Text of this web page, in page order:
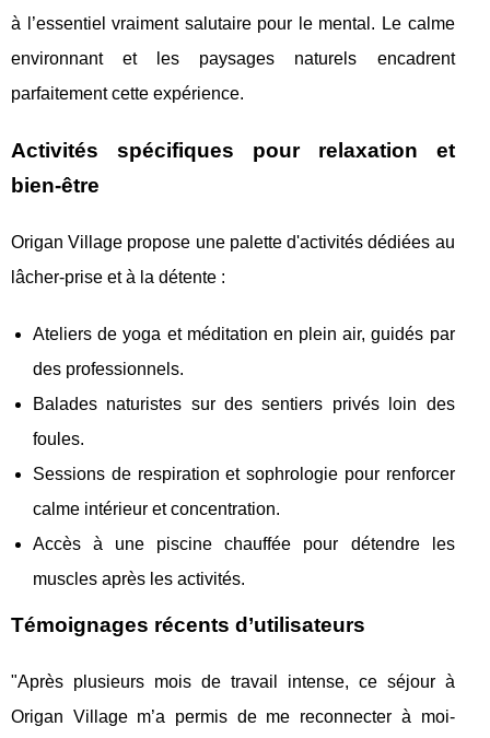
à l’essentiel vraiment salutaire pour le mental. Le calme
environnant et les paysages naturels encadrent
parfaitement cette expérience.
Activités spécifiques pour relaxation et
bien-être
Origan Village propose une palette d'activités dédiées au
lâcher-prise et à la détente :
Ateliers de yoga et méditation en plein air, guidés par
des professionnels.
Balades naturistes sur des sentiers privés loin des
foules.
Sessions de respiration et sophrologie pour renforcer
calme intérieur et concentration.
Accès à une piscine chauffée pour détendre les
muscles après les activités.
Témoignages récents d’utilisateurs
"Après plusieurs mois de travail intense, ce séjour à
Origan Village m’a permis de me reconnecter à moi-